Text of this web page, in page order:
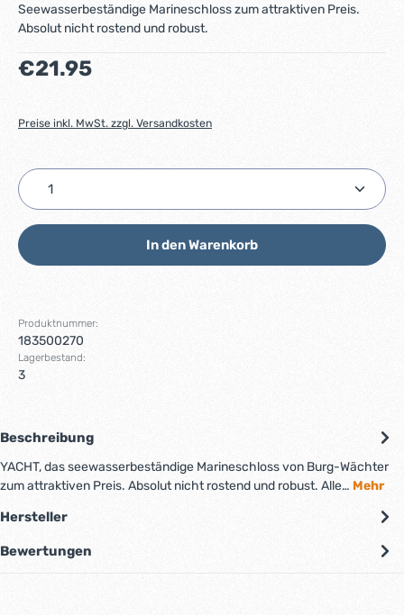
Seewasserbeständige Marineschloss zum attraktiven Preis.
Absolut nicht rostend und robust.
Regulärer Preis:
€21.95
Preise inkl. MwSt. zzgl. Versandkosten
Produkt Anzahl: Gib den gewünschten Wert ein
In den Warenkorb
Produktnummer:
183500270
Lagerbestand:
3
Beschreibung
YACHT, das seewasserbeständige Marineschloss von Burg-Wächter
zum attraktiven Preis. Absolut nicht rostend und robust. Alle… Mehr
Hersteller
Bewertungen